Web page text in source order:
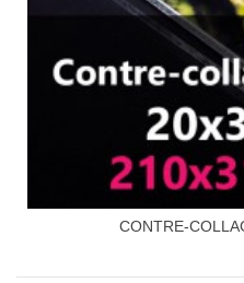
CONTRE-